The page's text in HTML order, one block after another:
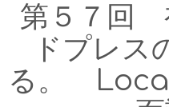
第５７回
ドプレス
る。